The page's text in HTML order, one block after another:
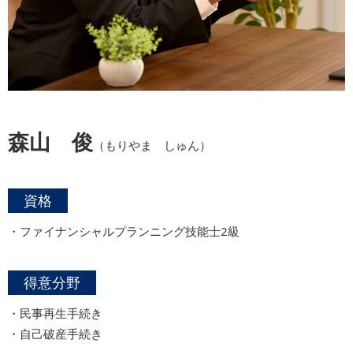
森山 俊 （もりやま しゅん）
資格
・ファイナンシャルプランニング技能士2級
得意分野
・民事再生手続き
・自己破産手続き